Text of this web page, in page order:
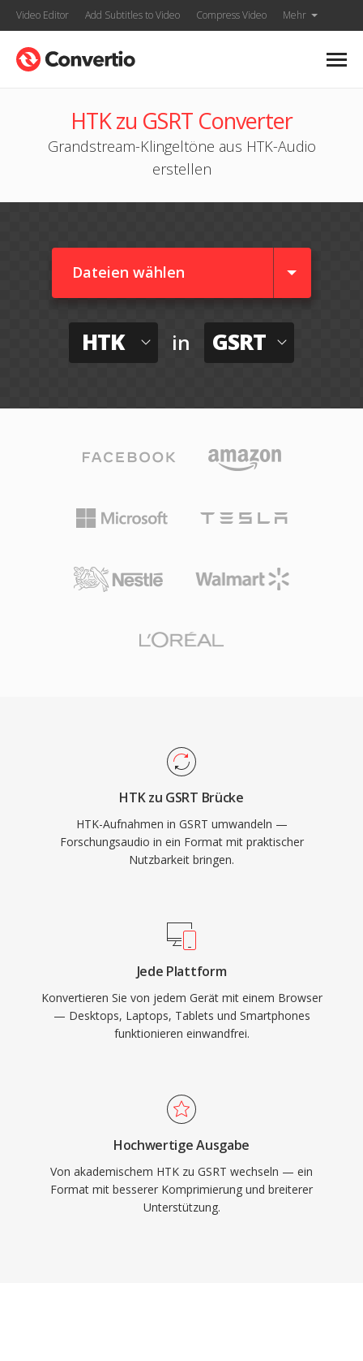
Video Editor Add Subtitles to Video Compress Video Mehr
HTK zu GSRT Converter
Grandstream-Klingeltöne aus HTK-Audio
erstellen
Dateien wählen
HTK in GSRT
HTK zu GSRT Brücke
HTK-Aufnahmen in GSRT umwandeln —
Forschungsaudio in ein Format mit praktischer
Nutzbarkeit bringen.
Jede Plattform
Konvertieren Sie von jedem Gerät mit einem Browser
— Desktops, Laptops, Tablets und Smartphones
funktionieren einwandfrei.
Hochwertige Ausgabe
Von akademischem HTK zu GSRT wechseln — ein
Format mit besserer Komprimierung und breiterer
Unterstützung.